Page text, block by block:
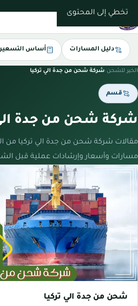
تخطي إلى المحتوى
دليل المسارات أساس التسعير
الخير للشحن/شركة شحن من جدة الي تركيا
قسم
شركة شحن من جدة الي
مقالات شركة شحن من جدة الي تركيا من
مسارات وأسعار وإرشادات عملية قبل
شحن من جدة الي تركيا